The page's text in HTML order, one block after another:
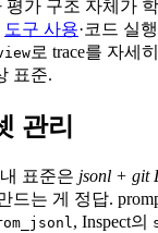
가 구조 자체가
도구 사용·코드 실
로 trace를 자세
표준.
관리
표준은 jsonl + git
드는 게 정답.
, Inspect의